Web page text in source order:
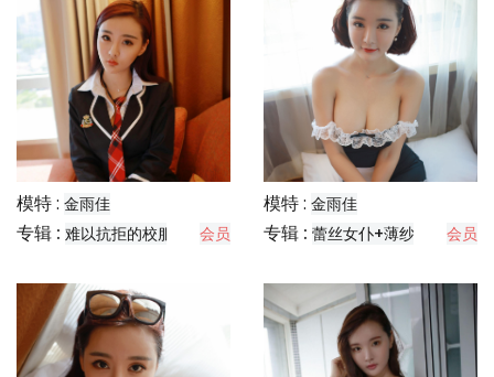
模特 : 金雨佳
专辑 : 难以抗拒的校服福利会员
模特 : 金雨佳
专辑 : 蕾丝女仆+薄纱旗袍 会员